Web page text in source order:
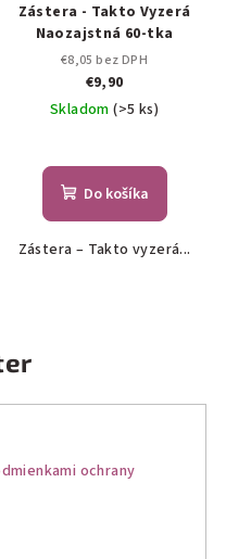
Zástera - Takto Vyzerá
Naozajstná 60-tka
€8,05 bez DPH
€9,90
Skladom(>5 ks)
Do košíka
Zástera – Takto vyzerá...
ochrany